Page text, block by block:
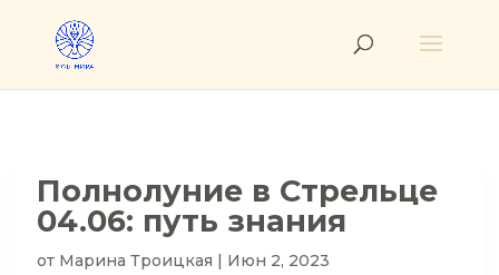
Полнолуние в Стрельце
04.06: путь знания
от Марина Троицкая | Июн 2, 2023